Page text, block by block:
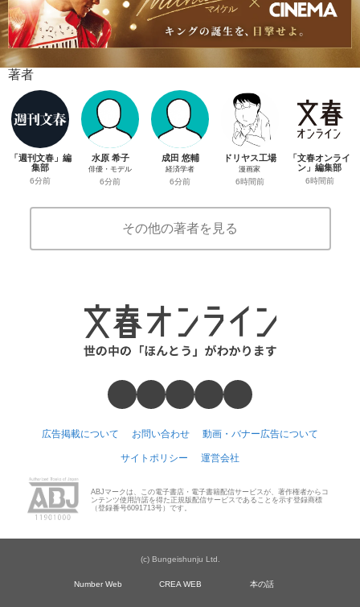
著者
「週刊文春」編
集部
6分前
水原 希子
俳優・モデル
6分前
成田 悠輔
経済学者
6分前
ドリヤス工場
漫画家
6時間前
「文春オンライ
ン」編集部
6時間前
その他の著者を見る
広告掲載について お問い合わせ 動画・バナー広告について
サイトポリシー 運営会社
ABJマークは、この電子書店・電子書籍配信サービスが、著作権者からコ
ンテンツ使用許諾を得た正規版配信サービスであることを示す登録商標
（登録番号6091713号）です。
(c) Bungeishunju Ltd.
Number Web CREA WEB 本の話